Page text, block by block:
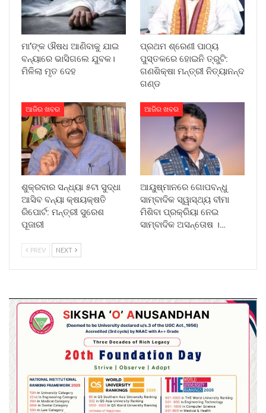
ମା’ଙ୍କ ଔଷଧ ଆଣିବାକୁ ଯାଇ
ବନ୍ୟାରେ ଭାସିଗଲେ ଯୁବକ।
ମିଳିଲା ମୃତ ଦେହ
ପ୍ରଥମ ଶ୍ରେଣୀ ପାଠ୍ୟ
ପୁସ୍ତକରେ ହୋଇନି ତ୍ରୁଟି:
ଗଣଶିକ୍ଷା ମନ୍ତ୍ରୀ ନିତ୍ୟାନନ୍ଦ
ଗଣ୍ଡ
ଆଜିର ଖବର
ଶୁକ୍ରବାର ସନ୍ଧ୍ୟା ୫ଟା ସୁଦ୍ଧା
ଆସିବ ବନ୍ୟା କ୍ଷୟକ୍ଷତି
ରିପୋର୍ଟ: ମନ୍ତ୍ରୀ ସୁରେଶ
ପୂଜାରୀ
ଆଜିର ଖବର
ଆୟୁଷ୍ମାନରେ ଗୋପବନ୍ଧୁ
ସାମ୍ବାଦିକ ସ୍ୱାସ୍ଥ୍ୟ ବୀମା
ମିଶିବା ପ୍ରକ୍ରିୟା ନେଇ
ସାମ୍ବାଦିକ ଅସନ୍ତୋଷ ।…
PREV NEXT